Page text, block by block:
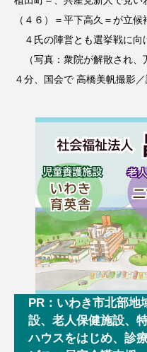
（４６）＝平下高久＝が立候
４氏の陣営とも選挙戦に向
（写真：衆院が解散され、
４分、国会で 高橋美帆撮影／
PR：いわき市北部地
設、老人保健施設、
ハウスをはじめ、診